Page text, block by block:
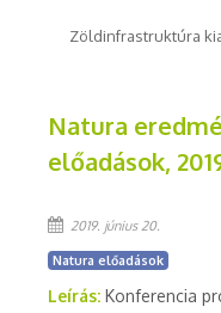
Zöldinfrastruktúra
Natura
előadások,
2019. június 20.
Natura előadások
Leírás: Konferencia